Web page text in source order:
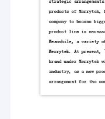
ワイヤレス動きセ
DALI2.0 Dimmable
DALI 調光対応 は
1-10V 調光対応 導
応用:オフィス,教室,会議
典型的な製品:MSAシリ
日光センサー
メリーテックは シンプ
ンと 照明装置の 製造に
る LEDドライバーの詳
果が非常に高く,エネル
をオフィス向けに提供で